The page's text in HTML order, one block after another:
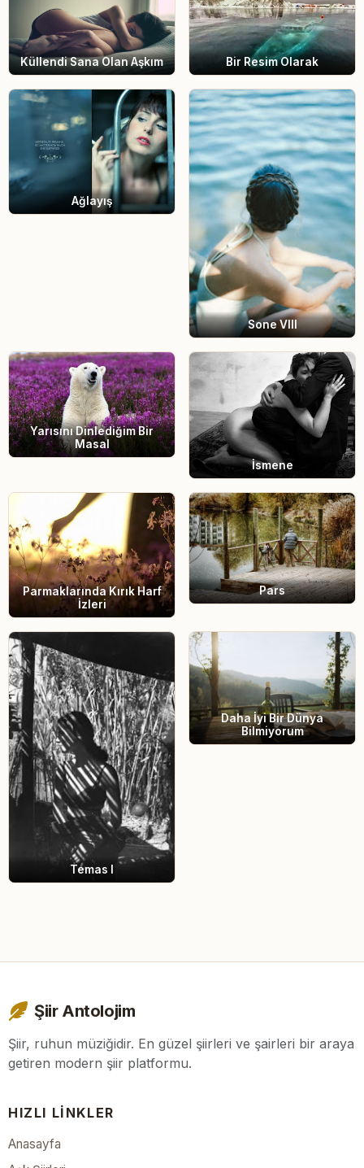
Küllendi Sana Olan Aşkım Bir Resim Olarak
Ağlayış
Sone VIII
Yarısını Dinlediğim Bir
Masal
İsmene
Parmaklarında Kırık Harf
İzleri
Pars
Temas I
Daha İyi Bir Dünya
Bilmiyorum
Şiir Antolojim
Şiir, ruhun müziğidir. En güzel şiirleri ve şairleri bir araya
getiren modern şiir platformu.
HIZLI LINKLER
Anasayfa